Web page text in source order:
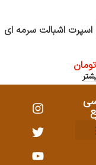
اشبالت سرمه ای
تومان